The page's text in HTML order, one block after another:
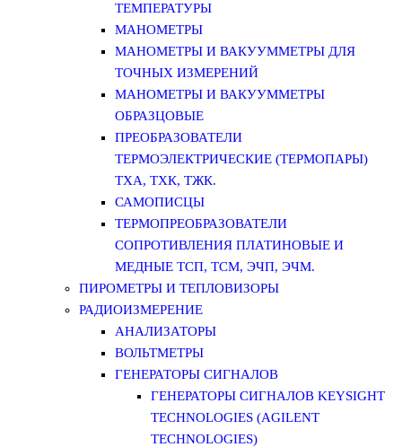
ТЕМПЕРАТУРЫ
МАНОМЕТРЫ
МАНОМЕТРЫ И ВАКУУММЕТРЫ ДЛЯ
ТОЧНЫХ ИЗМЕРЕНИЙ
МАНОМЕТРЫ И ВАКУУММЕТРЫ
ОБРАЗЦОВЫЕ
ПРЕОБРАЗОВАТЕЛИ
ТЕРМОЭЛЕКТРИЧЕСКИЕ (ТЕРМОПАРЫ)
ТХА, ТХК, ТЖК.
САМОПИСЦЫ
ТЕРМОПРЕОБРАЗОВАТЕЛИ
СОПРОТИВЛЕНИЯ ПЛАТИНОВЫЕ И
МЕДНЫЕ ТСП, ТСМ, ЭЧП, ЭЧМ.
ПИРОМЕТРЫ И ТЕПЛОВИЗОРЫ
РАДИОИЗМЕРЕНИЕ
АНАЛИЗАТОРЫ
ВОЛЬТМЕТРЫ
ГЕНЕРАТОРЫ СИГНАЛОВ
ГЕНЕРАТОРЫ СИГНАЛОВ KEYSIGHT
TECHNOLOGIES (AGILENT
TECHNOLOGIES)